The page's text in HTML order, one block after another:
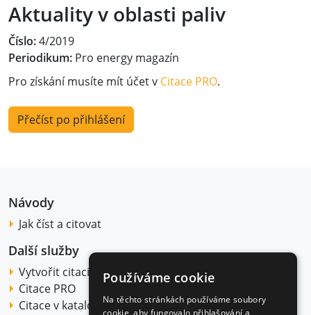
Aktuality v oblasti paliv
Číslo:4/2019
Periodikum: Pro energy magazín
Pro získání musíte mít účet v Citace PRO.
Přečíst po přihlášení
Návody
Jak číst a citovat
Další služby
Vytvořit citaci
Citace PRO
Citace v katalogu
Používáme cookie
Na těchto stránkách používáme soubory
cookie, aby fungovalo přihlašování a